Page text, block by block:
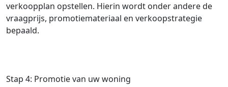
verkoopplan opstellen. Hierin wordt onder andere de
vraagprijs, promotiemateriaal en verkoopstrategie
bepaald.
Stap 4: Promotie van uw woning